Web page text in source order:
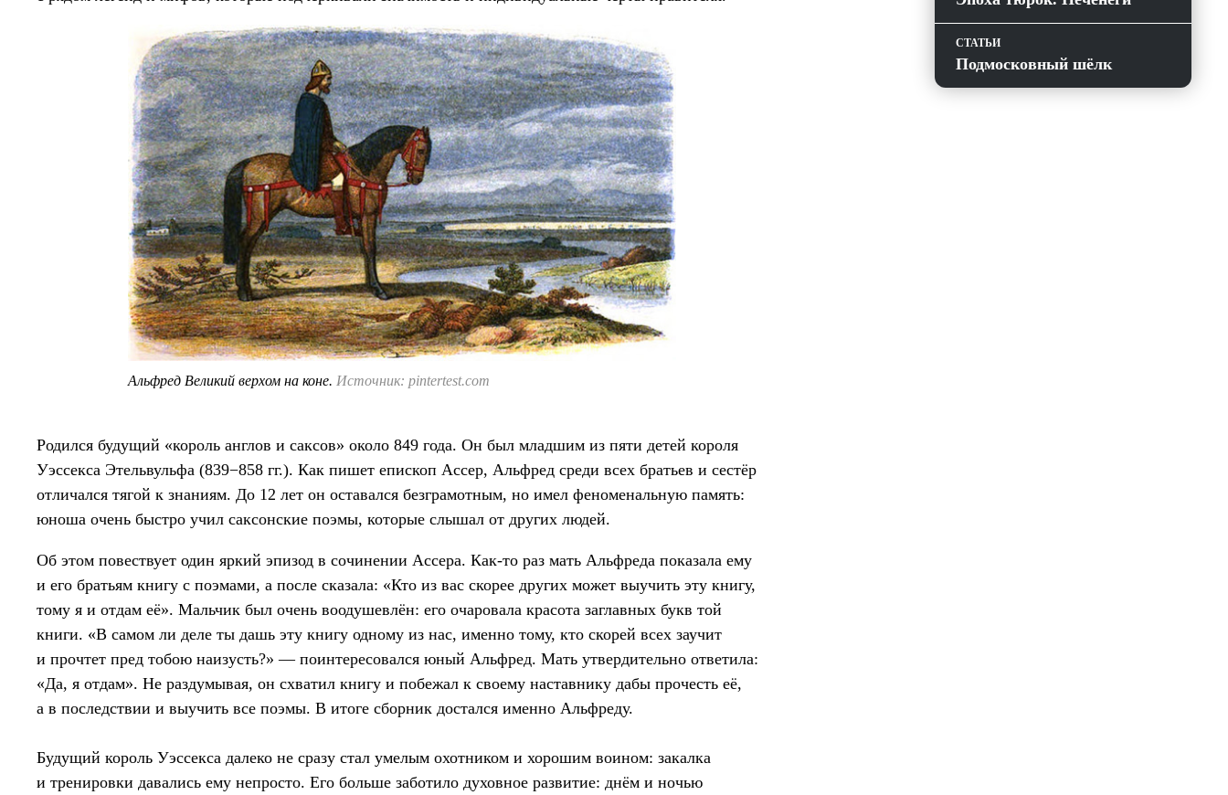
Альфред Великий верхом на коне. Источник: pintertest.com
Родился будущий «король англов и саксов» около 849 года. Он был младшим из пяти детей короля
Уэссекса Этельвульфа (839−858 гг.). Как пишет епископ Ассер, Альфред среди всех братьев и сестёр
отличался тягой к знаниям. До 12 лет он оставался безграмотным, но имел феноменальную память:
юноша очень быстро учил саксонские поэмы, которые слышал от других людей.
Об этом повествует один яркий эпизод в сочинении Ассера. Как-то раз мать Альфреда показала ему
и его братьям книгу с поэмами, а после сказала: «Кто из вас скорее других может выучить эту книгу,
тому я и отдам её». Мальчик был очень воодушевлён: его очаровала красота заглавных букв той
книги. «В самом ли деле ты дашь эту книгу одному из нас, именно тому, кто скорей всех заучит
и прочтет пред тобою наизусть?» — поинтересовался юный Альфред. Мать утвердительно ответила:
«Да, я отдам». Не раздумывая, он схватил книгу и побежал к своему наставнику дабы прочесть её,
а в последствии и выучить все поэмы. В итоге сборник достался именно Альфреду.
Будущий король Уэссекса далеко не сразу стал умелым охотником и хорошим воином: закалка
и тренировки давались ему непросто. Его больше заботило духовное развитие: днём и ночью
СТАТЬИ
Подмосковный шёлк